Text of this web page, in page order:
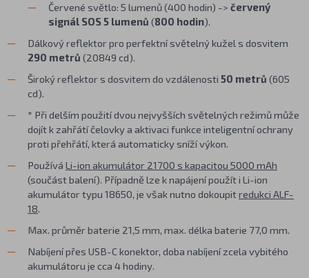
Červené světlo: 5 lumenů (400 hodin) -> červený
signál SOS 5 lumenů (800 hodin).
Dálkový reflektor pro perfektní světelný kužel s dosvitem
290 metrů (20849 cd).
Široký reflektor s dosvitem do vzdálenosti 50 metrů (605
cd).
* Při delším použití dvou nejvyšších světelných režimů může
dojít k zahřátí čelovky a aktivaci funkce inteligentní ochrany
proti přehřátí, která automaticky sníží výkon.
Používá Li-ion akumulátor 21700 s kapacitou 5000 mAh
(součást balení). Případně lze k napájení použít i Li-ion
akumulátor typu 18650, je však nutno dokoupitredukci ALF-
18.
Max. průměr baterie 21,5 mm, max. délka baterie 77,0 mm.
Nabíjení přes USB-C konektor, doba nabíjení zcela vybitého
akumulátoru je cca 4 hodiny.